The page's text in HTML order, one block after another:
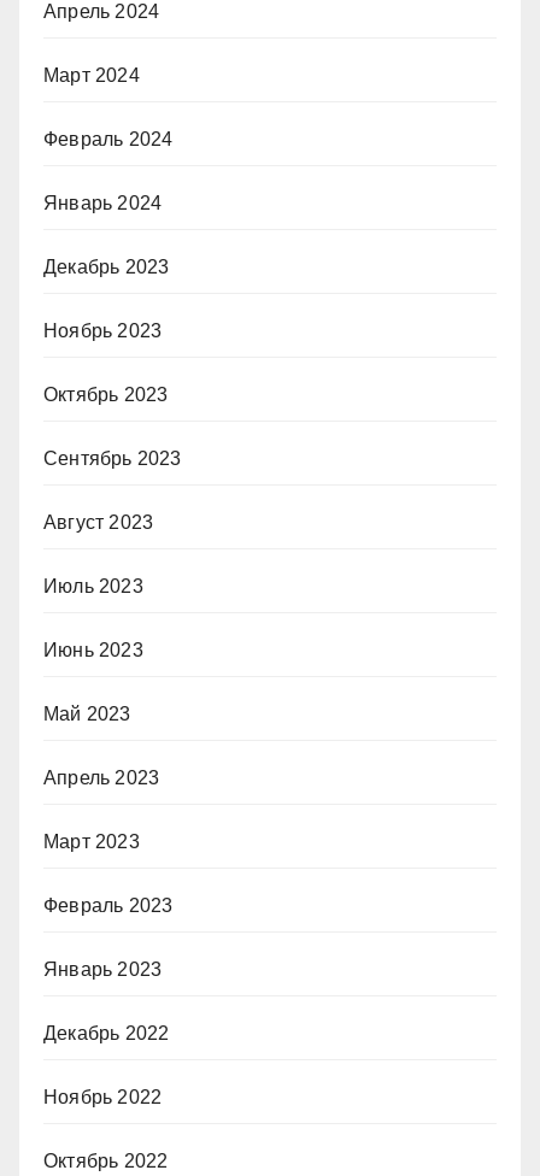
Апрель 2024
Март 2024
Февраль 2024
Январь 2024
Декабрь 2023
Ноябрь 2023
Октябрь 2023
Сентябрь 2023
Август 2023
Июль 2023
Июнь 2023
Май 2023
Апрель 2023
Март 2023
Февраль 2023
Январь 2023
Декабрь 2022
Ноябрь 2022
Октябрь 2022